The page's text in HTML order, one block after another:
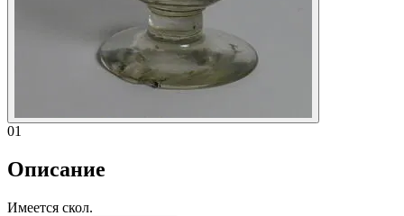
01
Описание
Имеется скол.